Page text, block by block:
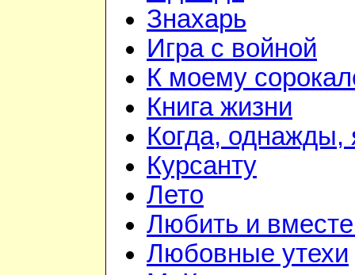
Знахарь
Игра с войной
К моему
Книга жизни
Когда, однажды,
Курсанту
Лето
Любить и
Любовные утехи